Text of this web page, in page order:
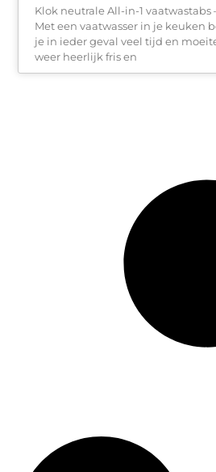
Klok neutrale All-in-1 vaatwastabs
Met een vaatwasser in je keuken
je in ieder geval veel tijd en
weer heerlijk fris en